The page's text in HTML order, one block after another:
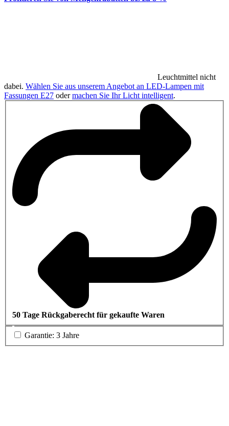
Leuchtmittel nicht
dabei. Wählen Sie aus unserem Angebot an LED-Lampen mit
Fassungen E27 odermachen Sie Ihr Licht intelligent.
50 Tage Rückgaberecht für gekaufte Waren
Garantie: 3 Jahre